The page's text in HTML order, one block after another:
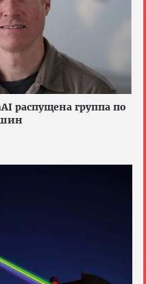
распущена группа по